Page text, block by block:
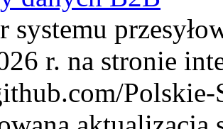
systemu
r. na stronie
Polskie-